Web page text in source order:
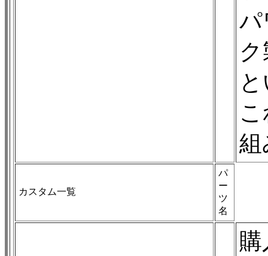
パ
組
カスタム一覧
パ
ー
ツ
名